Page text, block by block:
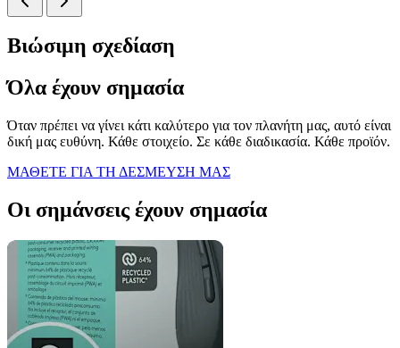
Βιώσιμη σχεδίαση
Όλα έχουν σημασία
Όταν πρέπει να γίνει κάτι καλύτερο για τον πλανήτη μας, αυτό είναι
δική μας ευθύνη. Κάθε στοιχείο. Σε κάθε διαδικασία. Κάθε προϊόν.
ΜΑΘΕΤΕ ΓΙΑ ΤΗ ΔΕΣΜΕΥΣΗ ΜΑΣ
Οι σημάνσεις έχουν σημασία